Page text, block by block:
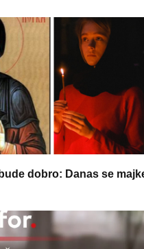
dobro: Danas se